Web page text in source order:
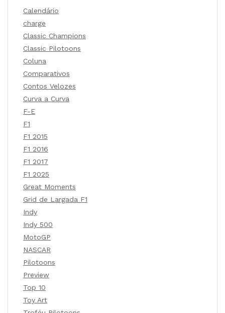
Calendário
charge
Classic Champions
Classic Pilotoons
Coluna
Comparativos
Contos Velozes
Curva a Curva
F-E
F1
F1 2015
F1 2016
F1 2017
F1 2025
Great Moments
Grid de Largada F1
Indy
Indy 500
MotoGP
NASCAR
Pilotoons
Preview
Top 10
Toy Art